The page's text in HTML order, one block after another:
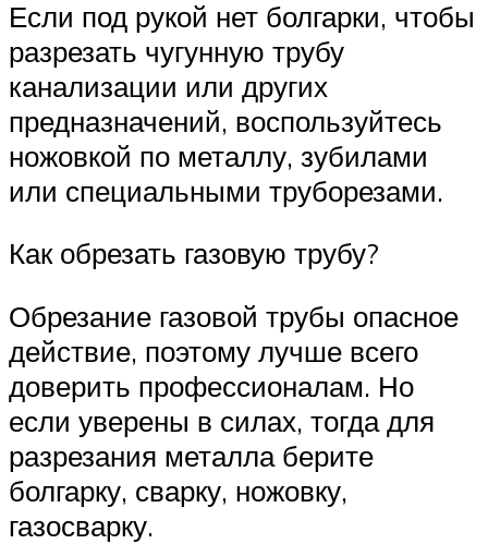
Если под рукой нет болгарки, чтобы
разрезать чугунную трубу
канализации или других
предназначений, воспользуйтесь
ножовкой по металлу, зубилами
или специальными труборезами.
Как обрезать газовую трубу?
Обрезание газовой трубы опасное
действие, поэтому лучше всего
доверить профессионалам. Но
если уверены в силах, тогда для
разрезания металла берите
болгарку, сварку, ножовку,
газосварку.